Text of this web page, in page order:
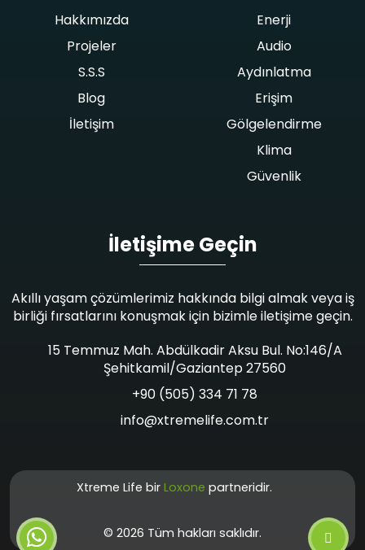
Hakkımızda
Projeler
S.S.S
Blog
İletişim
Enerji
Audio
Aydınlatma
Erişim
Gölgelendirme
Klima
Güvenlik
İletişime Geçin
Akıllı yaşam çözümlerimiz hakkında bilgi almak veya iş
birliği fırsatlarını konuşmak için bizimle iletişime geçin.
15 Temmuz Mah. Abdülkadir Aksu Bul. No:146/A
Şehitkamil/Gaziantep 27560
+90 (505) 334 71 78
info@xtremelife.com.tr
Xtreme Life bir Loxone partneridir.
© 2026 Tüm hakları saklıdır.